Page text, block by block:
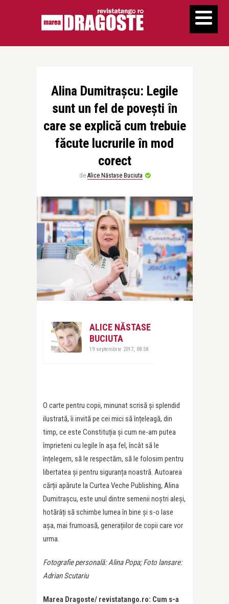
Alina Dumitraşcu: Legile
sunt un fel de poveşti în
care se explică cum trebuie
făcute lucrurile în mod
corect
de Alice Năstase Buciuta
ALICE NĂSTASE
BUCIUTA
19 septembrie 2017, 08:58
O carte pentru copii, minunat scrisă și splendid
ilustrată, îi invită pe cei mici să înțeleagă, din
timp, ce este Constituția și cum ne-am putea
împrieteni cu legile în așa fel, încât să le
înțelegem, să le respectăm, să le folosim pentru
libertatea și pentru siguranța noastră. Autoarea
cărții apărute la Curtea Veche Publishing, Alina
Dumitrașcu, este unul dintre semenii noștri aleși,
hotărâți să schimbe lumea în bine și s-o lase
așa, mai frumoasă, generațiilor de copii care vor
urma.
Fotografie personală: Alina Popa; Foto lansare:
Adrian Scutariu
Marea Dragoste/ revistatango.ro: Cum s-a